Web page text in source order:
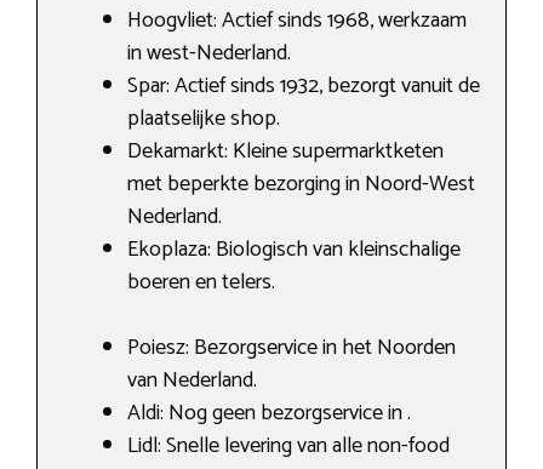
Hoogvliet: Actief sinds 1968, werkzaam
in west-Nederland.
Spar: Actief sinds 1932, bezorgt vanuit de
plaatselijke shop.
Dekamarkt: Kleine supermarktketen
met beperkte bezorging in Noord-West
Nederland.
Ekoplaza: Biologisch van kleinschalige
boeren en telers.
Poiesz: Bezorgservice in het Noorden
van Nederland.
Aldi: Nog geen bezorgservice in .
Lidl: Snelle levering van alle non-food